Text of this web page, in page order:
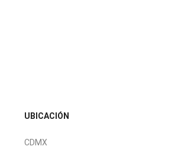
UBICACIÓN
CDMX